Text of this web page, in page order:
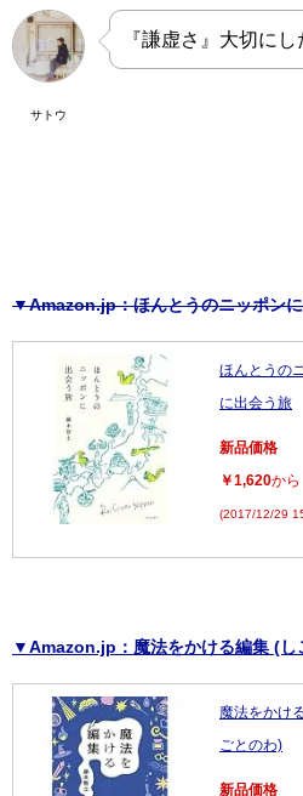
サトウ
『謙虚さ』大切にし
▼Amazon.jp：ほんとうのニッポン
ほんとうの
に出会う旅
新品価格
￥1,620から
(2017/12/29
▼Amazon.jp：魔法をかける編集 (し
魔法をかけ
ごとのわ)
新品価格